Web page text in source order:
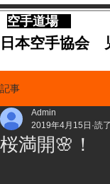
​空手道場
日本空手協会
記事
桜満開🌸！
Admin
2019年4月15日 読